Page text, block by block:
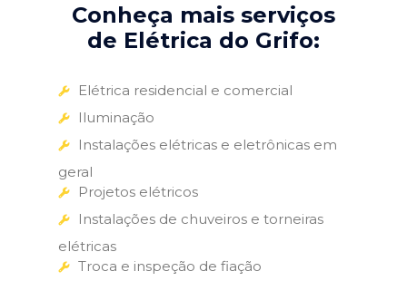
Conheça mais serviços
de Elétrica do Grifo:
Elétrica residencial e comercial
Iluminação
Instalações elétricas e eletrônicas em
geral
Projetos elétricos
Instalações de chuveiros e torneiras
elétricas
Troca e inspeção de fiação